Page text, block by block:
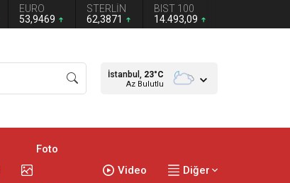
EURO
53,9469
STERLİN
62,3871
BIST 100
14.493,09
İstanbul, 23°C
Az Bulutlu
Foto
Video Diğer